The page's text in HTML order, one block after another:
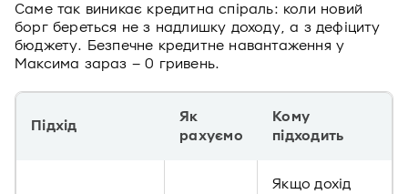
Саме так виникає кредитна спіраль: коли новий
борг береться не з надлишку доходу, а з дефіциту
бюджету. Безпечне кредитне навантаження у
Максима зараз – 0 гривень.
Підхід
Як
рахуємо
Кому
підходить
Якщо дохід